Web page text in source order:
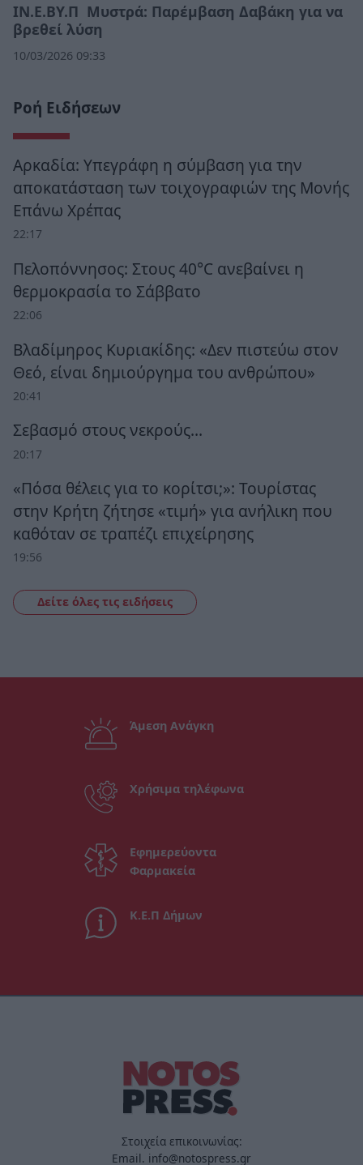
ΙΝ.Ε.ΒΥ.Π Μυστρά: Παρέμβαση Δαβάκη για να
βρεθεί λύση
10/03/2026 09:33
Ροή Ειδήσεων
Αρκαδία: Υπεγράφη η σύμβαση για την
αποκατάσταση των τοιχογραφιών της Μονής
Επάνω Χρέπας
22:17
Πελοπόννησος: Στους 40°C ανεβαίνει η
θερμοκρασία το Σάββατο
22:06
Βλαδίμηρος Κυριακίδης: «Δεν πιστεύω στον
Θεό, είναι δημιούργημα του ανθρώπου»
20:41
Σεβασμό στους νεκρούς…
20:17
«Πόσα θέλεις για το κορίτσι;»: Τουρίστας
στην Κρήτη ζήτησε «τιμή» για ανήλικη που
καθόταν σε τραπέζι επιχείρησης
19:56
Δείτε όλες τις ειδήσεις
Άμεση Ανάγκη
Χρήσιμα τηλέφωνα
Εφημερεύοντα
Φαρμακεία
Κ.Ε.Π Δήμων
Στοιχεία επικοινωνίας:
Email. info@notospress.gr